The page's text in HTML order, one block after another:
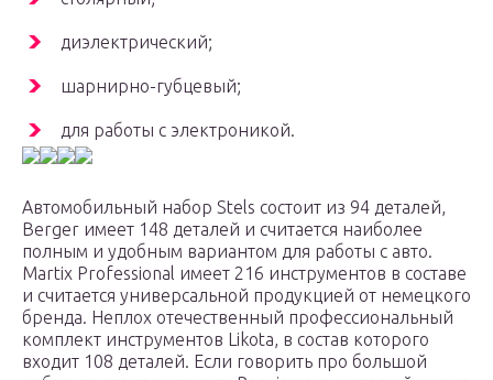
диэлектрический;
шарнирно-губцевый;
для работы с электроникой.
Автомобильный набор Stels состоит из 94 деталей,
Berger имеет 148 деталей и считается наиболее
полным и удобным вариантом для работы с авто.
Martix Professional имеет 216 инструментов в составе
и считается универсальной продукцией от немецкого
бренда. Неплох отечественный профессиональный
комплект инструментов Likota, в состав которого
входит 108 деталей. Если говорить про большой